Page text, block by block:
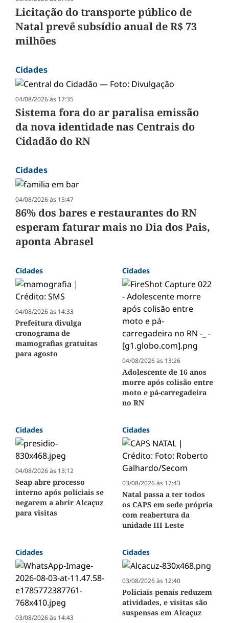
Licitação do transporte público de
Natal prevê subsídio anual de R$ 73
milhões
Cidades
04/08/2026 às 17:35
Sistema fora do ar paralisa emissão
da nova identidade nas Centrais do
Cidadão do RN
Cidades
04/08/2026 às 15:47
86% dos bares e restaurantes do RN
esperam faturar mais no Dia dos Pais,
aponta Abrasel
Cidades
04/08/2026 às 14:33
Prefeitura divulga
cronograma de
mamografias gratuitas
para agosto
Cidades
04/08/2026 às 13:26
Adolescente de 16 anos
morre após colisão entre
moto e pá-carregadeira
no RN
Cidades
04/08/2026 às 13:12
Seap abre processo
interno após policiais se
negarem a abrir Alcaçuz
para visitas
Cidades
03/08/2026 às 17:43
Natal passa a ter todos
os CAPS em sede própria
com reabertura da
unidade III Leste
Cidades
03/08/2026 às 14:43
Cidades
03/08/2026 às 12:40
Policiais penais reduzem
atividades, e visitas são
suspensas em Alcaçuz